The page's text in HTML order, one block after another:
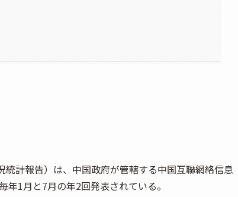
計報告）は、中国政府が管轄する中国互聯網絡信息
1月と7月の年2回発表されている。